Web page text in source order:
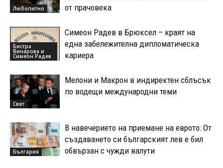
Любопитно
от прачовека
Бистра
Винарова и
Симеон Радев
Симеон Радев в Брюксел – краят на
една забележителна дипломатическа
кариера
Свят
Мелони и Макрон в индиректен сблъсък
по водещи международни теми
България
В навечерието на приемане на еврото: От
създаването си българският лев е бил
обвързан с чужди валути